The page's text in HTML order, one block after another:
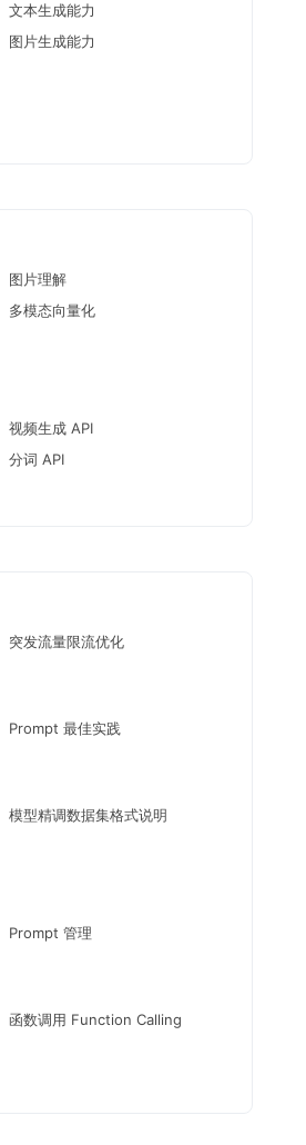
文本生成能力
图片生成能力
图片理解
多模态向量化
视频生成 API
分词 API
突发流量限流优化
Prompt 最佳实践
模型精调数据集格式说明
Prompt 管理
函数调用 Function Calling